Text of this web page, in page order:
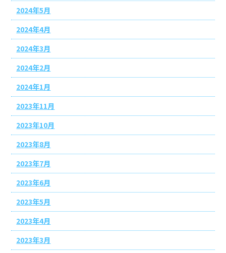
2024年5月
2024年4月
2024年3月
2024年2月
2024年1月
2023年11月
2023年10月
2023年8月
2023年7月
2023年6月
2023年5月
2023年4月
2023年3月